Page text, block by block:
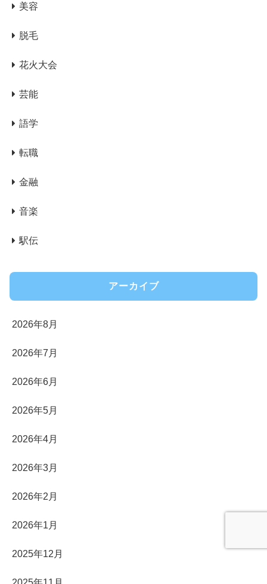
美容
脱毛
花火大会
芸能
語学
転職
金融
音楽
駅伝
アーカイブ
2026年8月
2026年7月
2026年6月
2026年5月
2026年4月
2026年3月
2026年2月
2026年1月
2025年12月